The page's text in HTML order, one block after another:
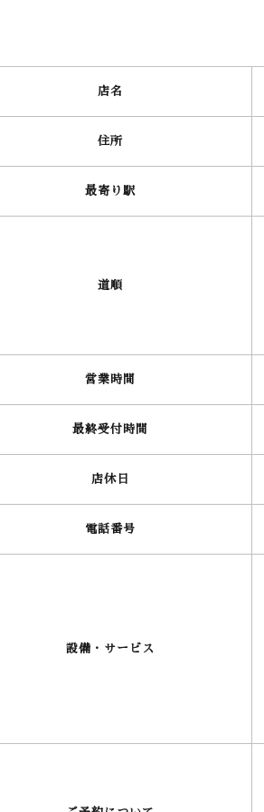
店名
住所
最寄り駅
道順
営業時間
最終受付時間
店休日
電話番号
設備・サービス